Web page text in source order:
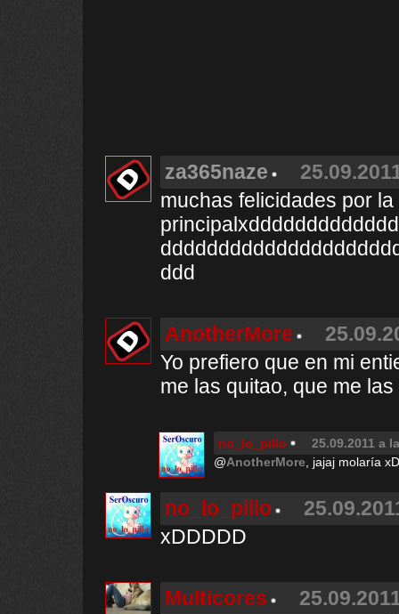
za365naze
muchas felicidades por la
ddd
AnotherMore
Yo prefiero que en mi
me las quitao, que me
no_lo_pillo
25.09.2011 a
@AnotherMore , jajaj molaría xD
no_lo_pillo
xDDDDD
Multicores